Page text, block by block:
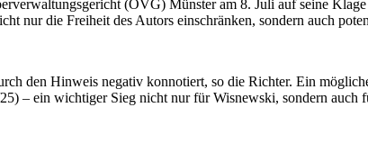
(OVG) Münster am 8. Juli auf seine
nur die Freiheit des Autors einschränken, sondern auch
den Hinweis negativ konnotiert, so die Richter. Ein
– ein wichtiger Sieg nicht nur für Wisnewski, sondern auch